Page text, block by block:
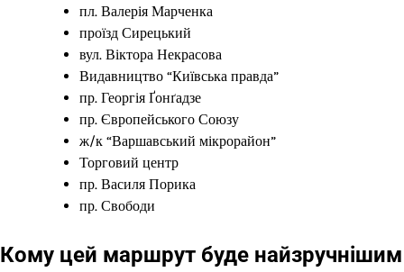
пл. Валерія Марченка
проїзд Сирецький
вул. Віктора Некрасова
Видавництво “Київська правда”
пр. Георгія Ґонґадзе
пр. Європейського Союзу
ж/к “Варшавський мікрорайон”
Торговий центр
пр. Василя Порика
пр. Свободи
Кому цей маршрут буде найзручнішим